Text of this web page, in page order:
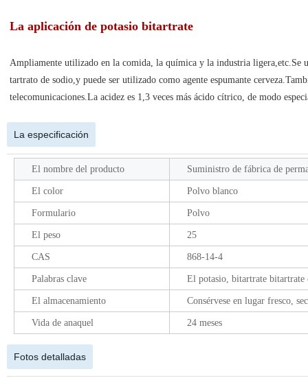
La aplicación depotasio bitartrate
Ampliamente utilizado en la comida, la química y la industria ligera,etc.Se
tartrato de sodio,y puede ser utilizado como agente espumante
telecomunicaciones.La acidez es 1,3 veces más ácido cítrico, de modo
La especificación
El nombre del producto Suministro de fábrica de
El color Polvo blanco
Formulario Polvo
El peso 25
CAS 868-14-4
Palabras clave El potasio, bitartrate bitartrate
El almacenamiento Consérvese en lugar fresco,
Vida de anaquel 24 meses
Fotos detalladas